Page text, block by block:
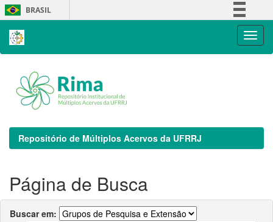
Skip
navigation
BRASIL
Repositório de Múltiplos Acervos da UFRRJ
Página de Busca
Buscar em: